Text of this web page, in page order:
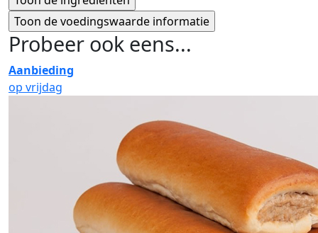
Probeer ook eens...
Aanbieding
op vrijdag